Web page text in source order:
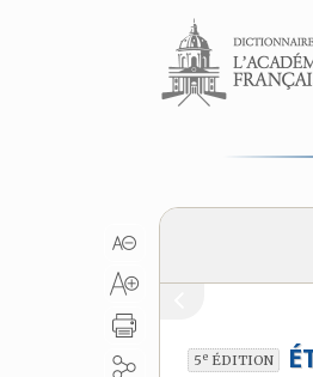
Aller au contenu
5e ÉDITION